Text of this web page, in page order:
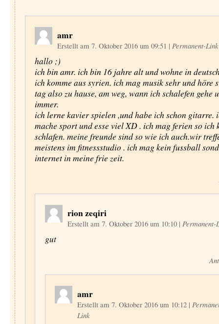
amr
Erstellt am 7. Oktober 2016 um 09:51 | Permanent-Link
hallo ;)
ich bin amr. ich bin 16 jahre alt und wohne in
ich komme aus syrien. ich mag musik sehr und höre
tag also zu hause, am weg, wann ich schalefen gehe
immer.
ich lerne kavier spielen ,und habe ich schon gitarre.
mache sport und esse viel XD . ich mag ferien so ich
schlafen. meine freunde sind so wie ich auch.wir
meistens im fitnessstudio . ich mag kein fussball
internet in meine frie zeit.
rion zeqiri
Erstellt am 7. Oktober 2016 um 10:10 | Permanent-
gut
amr
Erstellt am 7. Oktober 2016 um 10:12 |
Link